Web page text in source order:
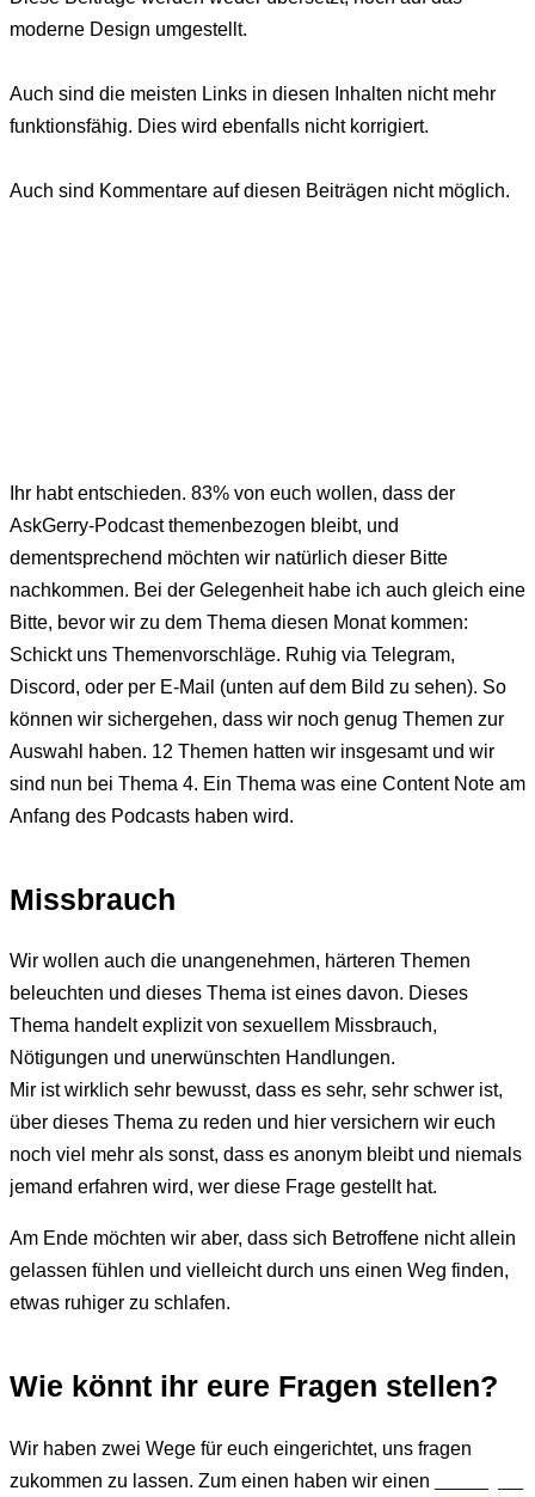
moderne Design umgestellt.
Auch sind die meisten Links in diesen Inhalten nicht mehr
funktionsfähig. Dies wird ebenfalls nicht korrigiert.
Auch sind Kommentare auf diesen Beiträgen nicht möglich.
Ihr habt entschieden. 83% von euch wollen, dass der
AskGerry-Podcast themenbezogen bleibt, und
dementsprechend möchten wir natürlich dieser Bitte
nachkommen. Bei der Gelegenheit habe ich auch gleich eine
Bitte, bevor wir zu dem Thema diesen Monat kommen:
Schickt uns Themenvorschläge. Ruhig via Telegram,
Discord, oder per E-Mail (unten auf dem Bild zu sehen). So
können wir sichergehen, dass wir noch genug Themen zur
Auswahl haben. 12 Themen hatten wir insgesamt und wir
sind nun bei Thema 4. Ein Thema was eine Content Note am
Anfang des Podcasts haben wird.
Missbrauch
Wir wollen auch die unangenehmen, härteren Themen
beleuchten und dieses Thema ist eines davon. Dieses
Thema handelt explizit von sexuellem Missbrauch,
Nötigungen und unerwünschten Handlungen.
Mir ist wirklich sehr bewusst, dass es sehr, sehr schwer ist,
über dieses Thema zu reden und hier versichern wir euch
noch viel mehr als sonst, dass es anonym bleibt und niemals
jemand erfahren wird, wer diese Frage gestellt hat.
Am Ende möchten wir aber, dass sich Betroffene nicht allein
gelassen fühlen und vielleicht durch uns einen Weg finden,
etwas ruhiger zu schlafen.
Wie könnt ihr eure Fragen stellen?
Wir haben zwei Wege für euch eingerichtet, uns fragen
zukommen zu lassen. Zum einen haben wir einen